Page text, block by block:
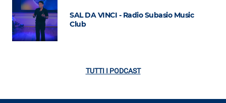
SAL DA VINCI - Radio Subasio Music
Club
TUTTI I PODCAST